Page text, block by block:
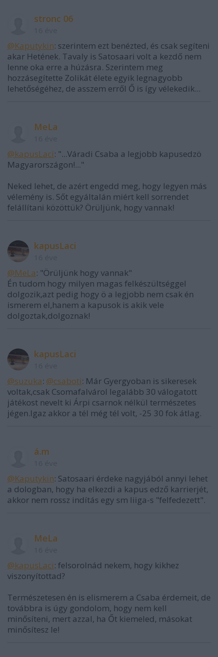
stronc 06
@Kaputykin: szerintem ezt benézted, és csak segíteni
akar Hetének. Tavaly is Satosaari volt a kezdő nem
lenne oka erre a húzásra. Szerintem meg
hozzásegítette Zolikát élete egyik legnagyobb
lehetőségéhez, de asszem erről Ő is így vélekedik...
MeLa
@kapusLaci: "...Váradi Csaba a legjobb kapusedzö
Magyarországon!..."
Neked lehet, de azért engedd meg, hogy legyen más
vélemény is. Sőt egyáltalán miért kell sorrendet
felállítani közöttük? Örüljünk, hogy vannak!
kapusLaci
@MeLa: "Örüljünk hogy vannak"
Én tudom hogy milyen magas felkészültséggel
dolgozik,azt pedig hogy ö a legjobb nem csak én
ismerem el,hanem a kapusok is akik vele
dolgoztak,dolgoznak!
kapusLaci
@suzuka: @csaboti: Már Gyergyoban is sikeresek
voltak,csak Csomafalvárol legalább 30 válogatott
játékost nevelt ki Árpi csarnok nélkül természetes
jégen.Igaz akkor a tél még tél volt, -25 30 fok átlag.
á.m
@Kaputykin: Satosaari érdeke nagyjából annyi lehet
a dologban, hogy ha elkezdi a kapus edző karrierjét,
akkor nem rossz indítás egy sm liiga-s "felfedezett".
MeLa
@kapusLaci: felsorolnád nekem, hogy kikhez
viszonyítottad?
Természetesen én is elismerem a Csaba érdemeit, de
továbbra is úgy gondolom, hogy nem kell
minősíteni, mert azzal, ha Őt kiemeled, másokat
minősítesz le!